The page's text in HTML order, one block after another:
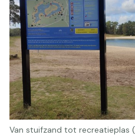
Van stuifzand tot recreatieplas